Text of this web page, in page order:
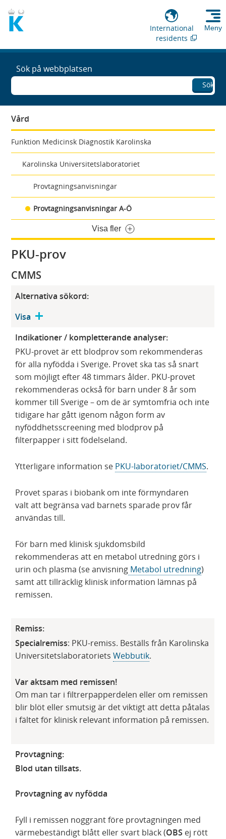
International
residents
Meny
Sök på webbplatsen
Sök
Vård
Funktion Medicinsk Diagnostik Karolinska
Karolinska Universitetslaboratoriet
Provtagningsanvisningar
Provtagningsanvisningar A-Ö
Visa fler
PKU-prov
CMMS
Alternativa sökord:
Visa
Indikationer / kompletterande analyser:
PKU-provet är ett blodprov som rekommenderas
för alla nyfödda i Sverige. Provet ska tas så snart
som möjligt efter 48 timmars ålder. PKU-provet
rekommenderas också för barn under 8 år som
kommer till Sverige – om de är symtomfria och inte
tidigare har gått igenom någon form av
nyföddhetsscreening med blodprov på
filterpapper i sitt födelseland.
Ytterligare information se PKU-laborato​riet/CMMS.
Provet sparas i biobank om inte förmyndaren
valt att begränsa vad barnets sparade prov får
användas till.
För barn med klinisk sjukdomsbild
rekommenderas att en metabol utredning görs i
urin och plasma (se anvisning Metabol utredning)
samt att tillräcklig klinisk information lämnas på
remissen.
Remiss:
Specialremiss: PKU-remiss. Beställs från Karolinska
UniversitetslaboratorietsWebbutik.
Var aktsam med remissen!
Om man tar i filtrerpapperdelen eller om remissen
blir blöt eller smutsig är det viktigt att detta påtalas
i fältet för klinisk relevant information på remissen.
Provtagning:
Blod utan tillsats.
Provtagning av nyfödda
Fyll i remissen noggrant före provtagningen med
värmebeständigt blått eller svart bläck (OBS ej rött